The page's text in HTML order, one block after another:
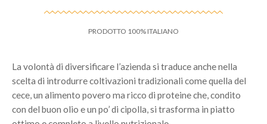
PRODOTTO 100% ITALIANO
La volontà di diversificare l’azienda si traduce anche nella
scelta di introdurre coltivazioni tradizionali come quella del
cece, un alimento povero ma ricco di proteine che, condito
con del buon olio e un po’ di cipolla, si trasforma in piatto